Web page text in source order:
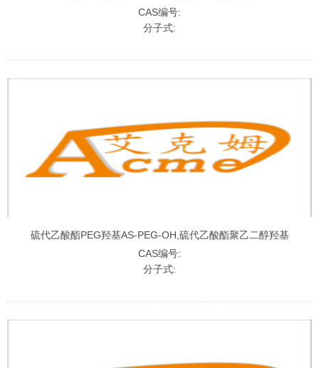
CAS编号:
分子式:
硫代乙酸酯PEG羟基AS-PEG-OH,硫代乙酸酯聚乙二醇羟基
CAS编号:
分子式: